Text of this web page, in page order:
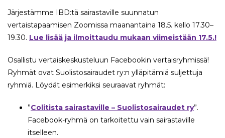
Järjestämme IBD:tä sairastaville suunnatun
vertaistapaamisen Zoomissa maanantaina 18.5. kello 17.30–
19.30. Lue lisää ja ilmoittaudu mukaan viimeistään 17.5.!
Osallistu vertaiskeskusteluun Facebookin vertaisryhmissä!
Ryhmät ovat Suolistosairaudet ry:n ylläpitämiä suljettuja
ryhmiä. Löydät esimerkiksi seuraavat ryhmät:
”Colitista sairastaville – Suolistosairaudet ry”.
Facebook-ryhmä on tarkoitettu vain sairastaville
itselleen.